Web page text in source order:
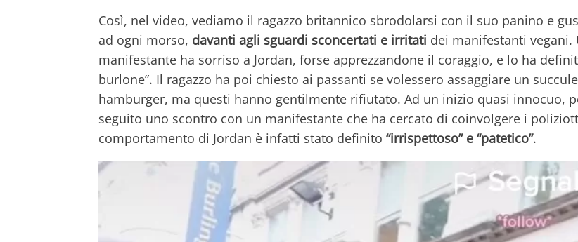
Così, nel video, vediamo il ragazzo britannico sbrodolarsi con il suo panino e
ad ogni morso, davanti agli sguardi sconcertati e irritati dei manifestanti vegani.
manifestante ha sorriso a Jordan, forse apprezzandone il coraggio, e lo ha
burlone”. Il ragazzo ha poi chiesto ai passanti se volessero assaggiare un
hamburger, ma questi hanno gentilmente rifiutato. Ad un inizio quasi innocuo,
seguito uno scontro con un manifestante che ha cercato di coinvolgere i
comportamento di Jordan è infatti stato definito “irrispettoso” e “patetico”.